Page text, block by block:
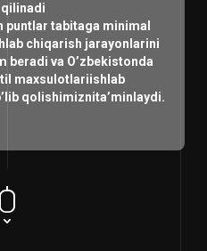
puntlar tabitaga minimal
chiqarish jarayonlarini
beradi va O’zbekistonda
maxsulotlariishlab
qolishimiznita’minlaydi.